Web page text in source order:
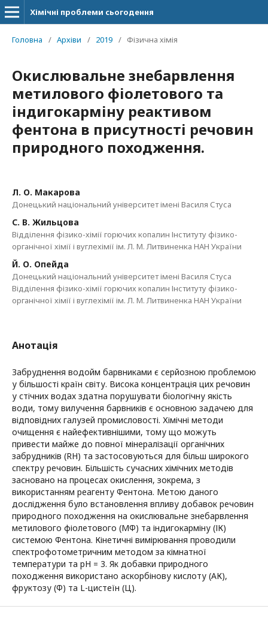
Хімічні проблеми сьогодення
Головна / Архіви / 2019 / Фізична хімія
Окислювальне знебарвлення
метилового фіолетового та
індигокарміну реактивом
фентона в присутності речовин
природного походження.
Л. О. Макарова
Донецький національний університет імені Василя Стуса
С. В. Жильцова
Відділення фізико-хімії горючих копалин Інституту фізико-
органічної хімії і вуглехімії ім. Л. М. Литвиненка НАН України
Й. О. Опейда
Донецький національний університет імені Василя Стуса
Відділення фізико-хімії горючих копалин Інституту фізико-
органічної хімії і вуглехімії ім. Л. М. Литвиненка НАН України
Анотація
Забруднення водойм барвниками є серйозною проблемою
у більшості країн світу. Висока концентрація цих речовин
у стічних водах здатна порушувати біологічну якість
води, тому вилучення барвників є основною задачею для
відповідних галузей промисловості. Хімічні методи
очищення є найефективнішими, тому що можуть
привести майже до повної мінералізації органічних
забрудників (RH) та застосовуються для більш широкого
спектру речовин. Більшість сучасних хімічних методів
засновано на процесах окислення, зокрема, з
використанням реагенту Фентона. Метою даного
дослідження було встановлення впливу добавок речовин
природного походження на окислювальне знебарвлення
метилового фіолетового (МФ) та індигокарміну (ІК)
системою Фентона. Кінетичні вимірювання проводили
спектрофотометричним методом за кімнатної
температури та рН = 3. Як добавки природного
походження використано аскорбінову кислоту (АК),
фруктозу (Ф) та L-цистеїн (Ц).